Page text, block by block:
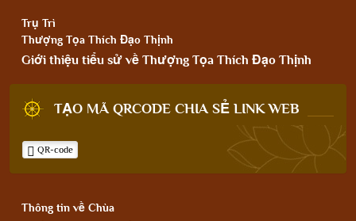
Trụ Trì
Thượng Tọa Thích Đạo Thịnh
Giới thiệu tiểu sử về Thượng Tọa Thích Đạo Thịnh
TẠO MÃ QRCODE CHIA SẺ LINK WEB
QR-code
Thông tin về Chùa